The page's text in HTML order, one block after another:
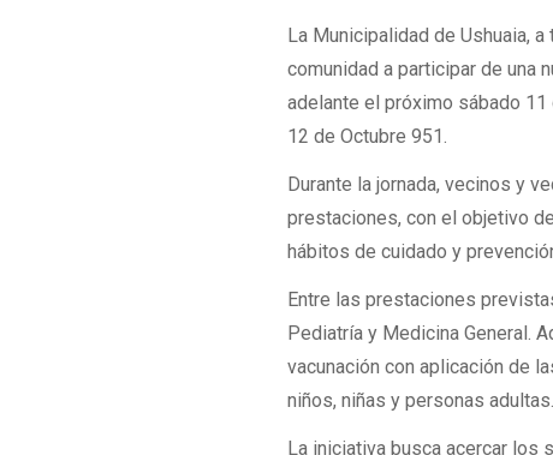
La Municipalidad de Ushuaia,
comunidad a participar de una
adelante el próximo sábado 11
12 de Octubre 951.
Durante la jornada, vecinos y
prestaciones, con el objetivo
hábitos de cuidado y
Entre las prestaciones
Pediatría y Medicina General.
vacunación con aplicación de
niños, niñas y personas adultas.
La iniciativa busca acercar los